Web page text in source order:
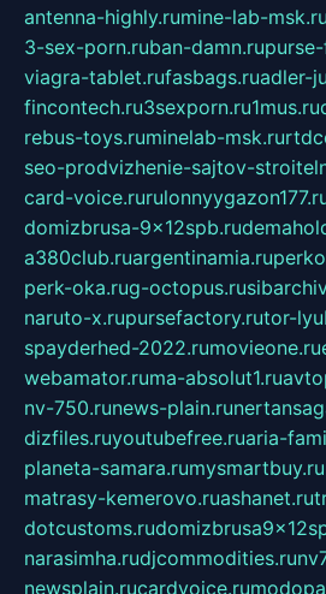
antenna-highly.rumine-lab-msk.ru
3-sex-porn.ruban-damn.ru
viagra-tablet.rufasbags.ruadler-
fincontech.ru3sexporn.ru1mus.ru
rebus-toys.ruminelab-msk.ru
seo-prodvizhenie-sajtov-
card-voice.ru
domizbrusa-9x12spb.ru
a380club.ruargentinamia.ru
perk-oka.rug-octopus.ru
naruto-x.rupursefactory.rutor-
spayderhed-2022.rumovieone.ru
webamator.ruma-absolut1.ru
nv-750.runews-plain.ru
dizfiles.ruyoutubefree.ruaria-
planeta-samara.rumysmartbuy.ru
matrasy-kemerovo.ruashanet.ru
dotcustoms.ru
narasimha.rudjcommodities.ru
newsplain.rucardvoice.ru